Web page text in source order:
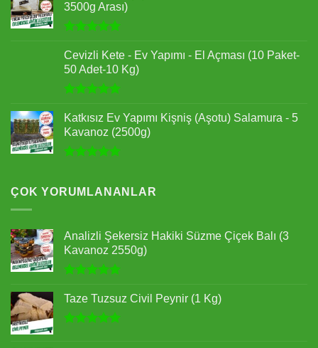
3500g Arası)
4.94oy
aldı
Cevizli Kete - Ev Yapımı - El Açması (10 Paket-
50 Adet-10 Kg)
5.00oy
aldı
Katkısız Ev Yapımı Kişniş (Aşotu) Salamura - 5
Kavanoz (2500g)
aldı
ÇOK YORUMLANANLAR
Analizli Şekersiz Hakiki Süzme Çiçek Balı (3
Kavanoz 2550g)
5.00oy
Taze Tuzsuz Civil Peynir (1 Kg)